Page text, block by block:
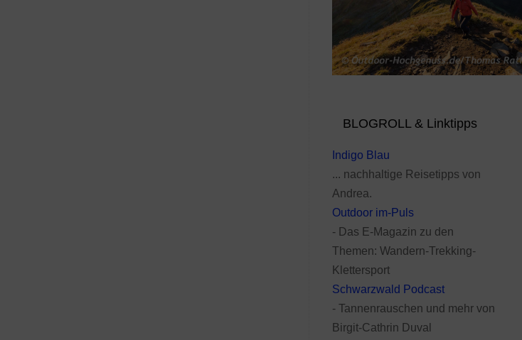
BLOGROLL & Linktipps
Indigo Blau
... nachhaltige Reisetipps von
Andrea.
Outdoor im-Puls
- Das E-Magazin zu den
Themen: Wandern-Trekking-
Klettersport
Schwarzwald Podcast
- Tannenrauschen und mehr von
Birgit-Cathrin Duval